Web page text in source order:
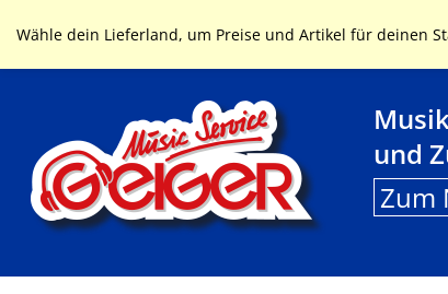
Wähle dein Lieferland, um Preise und Artikel für deinen
Service & Hilfe
und
Zum